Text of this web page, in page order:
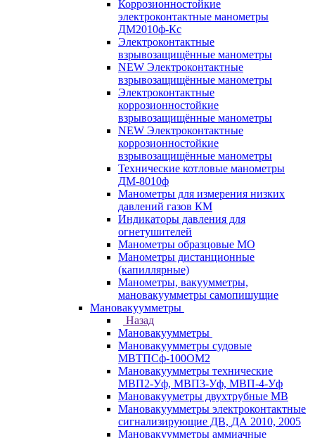
Коррозионностойкие
электроконтактные манометры
ДМ2010ф-Кс
Электроконтактные
взрывозащищённые манометры
NEW Электроконтактные
взрывозащищённые манометры
Электроконтактные
коррозионностойкие
взрывозащищённые манометры
NEW Электроконтактные
коррозионностойкие
взрывозащищённые манометры
Технические котловые манометры
ДМ-8010ф
Манометры для измерения низких
давлений газов КМ
Индикаторы давления для
огнетушителей
Манометры образцовые МО
Манометры дистанционные
(капиллярные)
Манометры, вакуумметры,
мановакуумметры самопишущие
Мановакуумметры
Назад
Мановакуумметры
Мановакуумметры судовые
МВТПСф-100ОМ2
Мановакуумметры технические
МВП2-Уф, МВП3-Уф, МВП-4-Уф
Мановакууметры двухтрубные МВ
Мановакуумметры электроконтактные
сигнализирующие ДВ, ДА 2010, 2005
Мановакуумметры аммиачные